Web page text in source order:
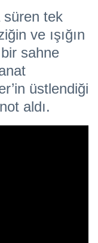
süren tek
ve ışığın
sahne
üstlendiği
aldı.